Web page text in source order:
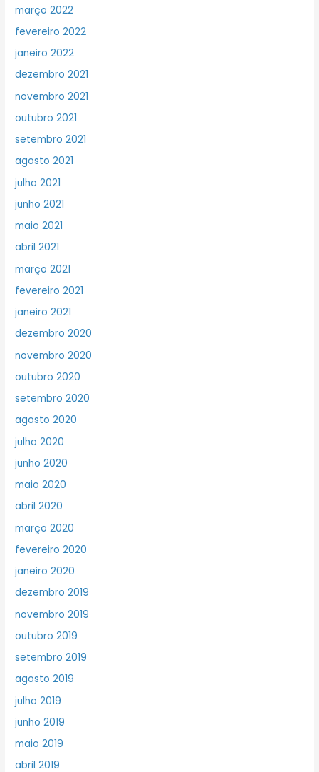
março 2022
fevereiro 2022
janeiro 2022
dezembro 2021
novembro 2021
outubro 2021
setembro 2021
agosto 2021
julho 2021
junho 2021
maio 2021
abril 2021
março 2021
fevereiro 2021
janeiro 2021
dezembro 2020
novembro 2020
outubro 2020
setembro 2020
agosto 2020
julho 2020
junho 2020
maio 2020
abril 2020
março 2020
fevereiro 2020
janeiro 2020
dezembro 2019
novembro 2019
outubro 2019
setembro 2019
agosto 2019
julho 2019
junho 2019
maio 2019
abril 2019